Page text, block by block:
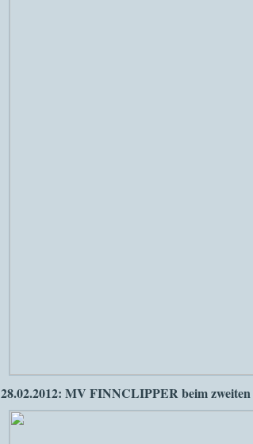
28.02.2012: MV FINNCLIPPER beim